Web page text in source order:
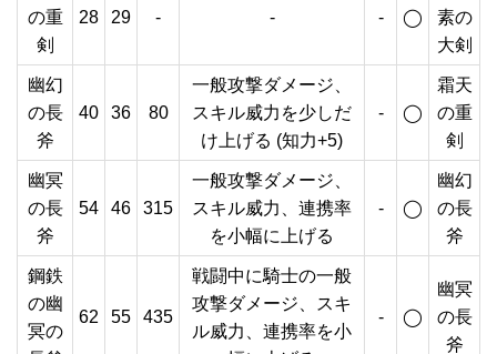
の重
剣
28 29 - - - ◯
素の
大剣
幽幻
の長
斧
40 36 80
一般攻撃ダメージ、
スキル威力を少しだ
け上げる (知力+5)
- ◯
霜天
の重
剣
幽冥
の長
斧
54 46 315
一般攻撃ダメージ、
スキル威力、連携率
を小幅に上げる
- ◯
幽幻
の長
斧
鋼鉄
の幽
冥の
62 55 435
戦闘中に騎士の一般
攻撃ダメージ、スキ
ル威力、連携率を小
- ◯
幽冥
の長
斧